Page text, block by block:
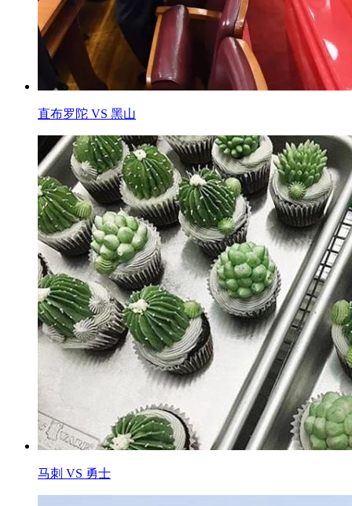
直布罗陀 VS 黑山
马刺 VS 勇士